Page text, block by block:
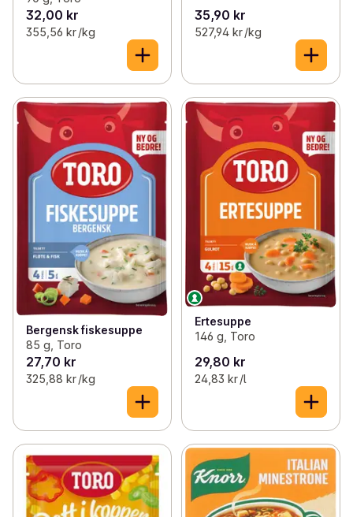
32,00 kr
355,56 kr /kg
35,90 kr
527,94 kr /kg
Bergensk fiskesuppe
85 g, Toro
27,70 kr
325,88 kr /kg
Ertesuppe
146 g, Toro
29,80 kr
24,83 kr /l